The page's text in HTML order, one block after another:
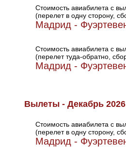
Стоимость авиабилета с
(перелет в одну сторону,
Мадрид -
Стоимость авиабилета с
(перелет туда-обратно,
Мадрид -
Вылеты - Декабрь 2026
Стоимость авиабилета с
(перелет в одну сторону,
Мадрид -